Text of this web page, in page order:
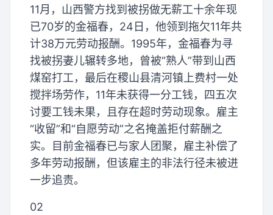
11月，山西警方找到被拐做无薪工十余年现
已70岁的金福春，24日，他领到拖欠11年共
计38万元劳动报酬。1995年，金福春为寻
找被拐妻儿辗转多地，曾被“熟人”带到山西
煤窑打工，最后在稷山县清河镇上费村一处
搅拌场劳作，11年未获得一分工钱，四五次
讨要工钱未果，且存在超时劳动现象。雇主
“收留”和“自愿劳动”之名掩盖拒付薪酬之
实。目前金福春已与家人团聚，雇主补偿了
多年劳动报酬，但该雇主的非法行径未被进
一步追责。
02